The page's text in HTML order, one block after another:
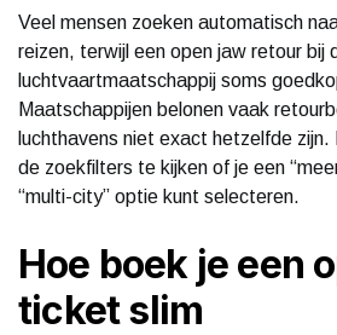
Veel mensen zoeken automatisch
reizen, terwijl een open jaw retour bij
luchtvaartmaatschappij soms
Maatschappijen belonen vaak
luchthavens niet exact hetzelfde zijn.
de zoekfilters te kijken of je een
“multi-city” optie kunt selecteren.
Hoe boek je een
ticket slim